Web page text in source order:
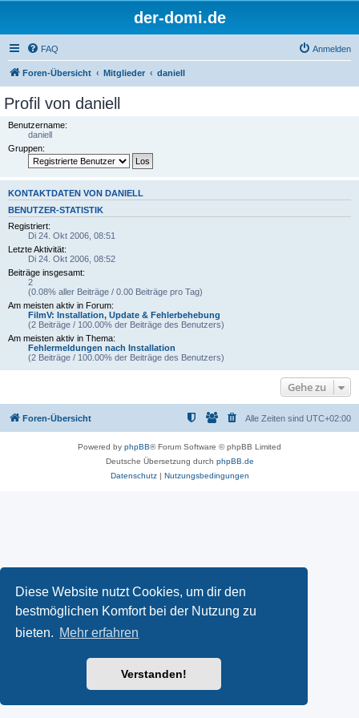
Diese Website nutzt Cookies, um dir den
bestmöglichen Komfort bei der Nutzung zu
bieten. Mehr erfahren
Verstanden!
der-domi.de
FAQ Anmelden
Foren-Übersicht Mitglieder daniell
Profil von daniell
Benutzername:
daniell
Gruppen:
KONTAKTDATEN VON DANIELL
BENUTZER-STATISTIK
Registriert:
Di 24. Okt 2006, 08:51
Letzte Aktivität:
Di 24. Okt 2006, 08:52
Beiträge insgesamt:
2
(0.08% aller Beiträge / 0.00 Beiträge pro Tag)
Am meisten aktiv in Forum:
FilmV: Installation, Update & Fehlerbehebung
(2 Beiträge / 100.00% der Beiträge des Benutzers)
Am meisten aktiv in Thema:
Fehlermeldungen nach Installation
(2 Beiträge / 100.00% der Beiträge des Benutzers)
Gehe zu
Foren-Übersicht Alle Zeiten sind UTC+02:00
Powered by phpBB® Forum Software © phpBB Limited
Deutsche Übersetzung durch phpBB.de
Datenschutz| Nutzungsbedingungen